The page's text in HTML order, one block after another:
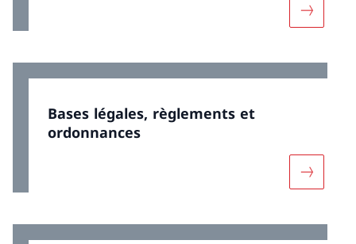
Bases légales, règlements et
ordonnances